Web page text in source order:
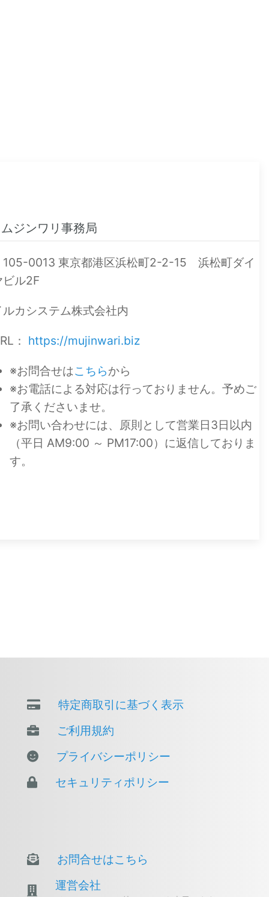
ムジンワリ事務局
105-0013 東京都港区浜松町2-2-15 浜松町ダイ
ビル2F
ルカシステム株式会社内
： https://mujinwari.biz
※お問合せはこちらから
※お電話による対応は行っておりません。予めご
了承くださいませ。
※お問い合わせには、原則として営業日3日以内
（平日 AM9:00 ～ PM17:00）に返信しておりま
す。
特定商取引に基づく表示
ご利用規約
プライバシーポリシー
セキュリティポリシー
お問合せはこちら
運営会社